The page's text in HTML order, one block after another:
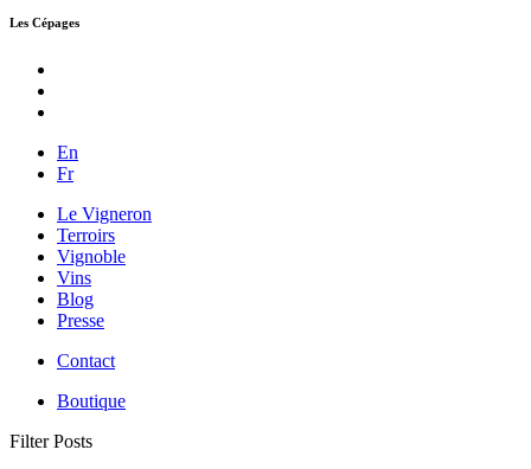
Les Cépages
En
Fr
Le Vigneron
Terroirs
Vignoble
Vins
Blog
Presse
Contact
Boutique
Filter Posts